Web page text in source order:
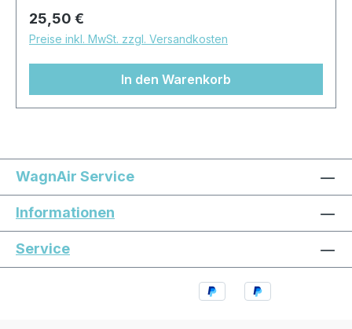
Regulärer Preis:
25,50 €
Preise inkl. MwSt. zzgl. Versandkosten
In den Warenkorb
WagnAir Service
Informationen
Service